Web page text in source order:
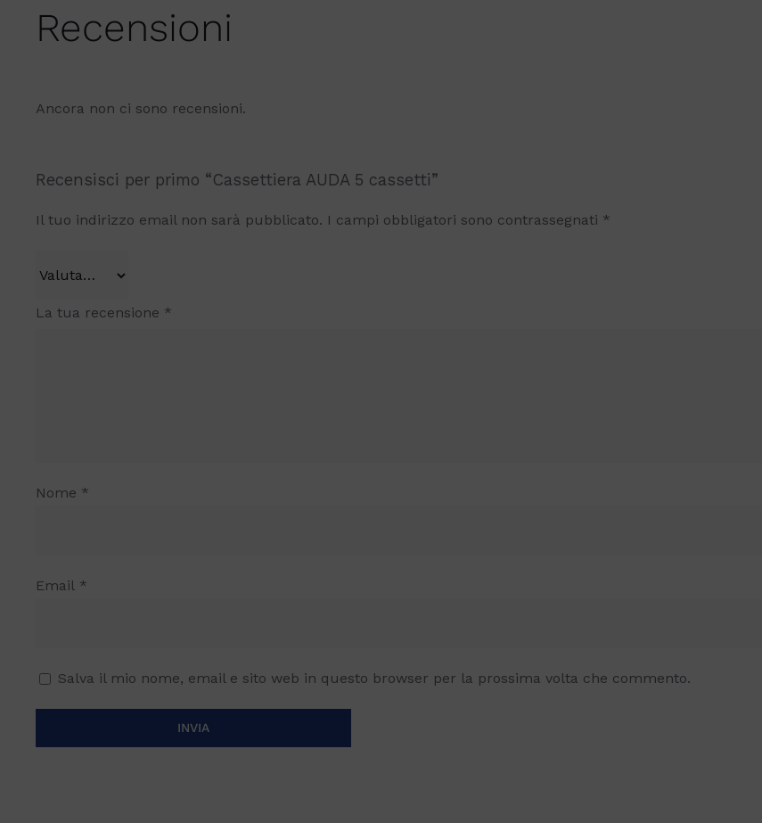
Recensioni
Ancora non ci sono recensioni.
Recensisci per primo “Cassettiera AUDA 5 cassetti”
Il tuo indirizzo email non sarà pubblicato. I campi obbligatori sono contrassegnati *
La tua recensione *
Nome *
Email *
Salva il mio nome, email e sito web in questo browser per la prossima volta che commento.